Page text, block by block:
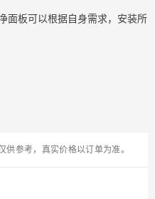
面板可以根据自身需求，安装所
参考，真实价格以订单为准。